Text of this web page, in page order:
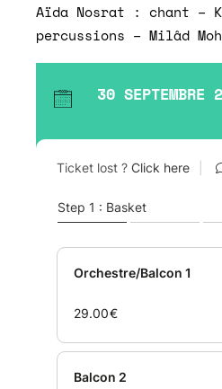
Aïda Nosrat : chant –
percussions – Milâd
30